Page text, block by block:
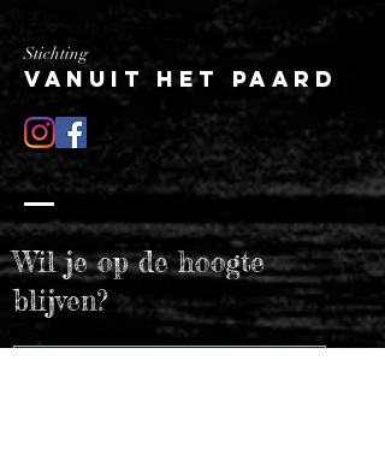
Stichting
Vanuit het paard
Wil je op de hoogte
blijven?